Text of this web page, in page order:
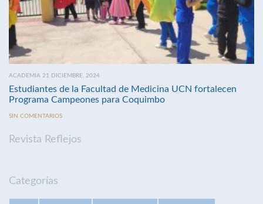
ACADEMIA 21 DICIEMBRE, 2024
Estudiantes de la Facultad de Medicina UCN fortalecen
Programa Campeones para Coquimbo
SIN COMENTARIOS
Revista Reflejos
Categorías